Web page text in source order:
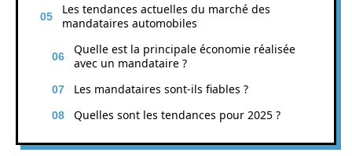
Les tendances actuelles du marché des
mandataires automobiles
Quelle est la principale économie réalisée
avec un mandataire ?
Les mandataires sont-ils fiables ?
Quelles sont les tendances pour 2025 ?